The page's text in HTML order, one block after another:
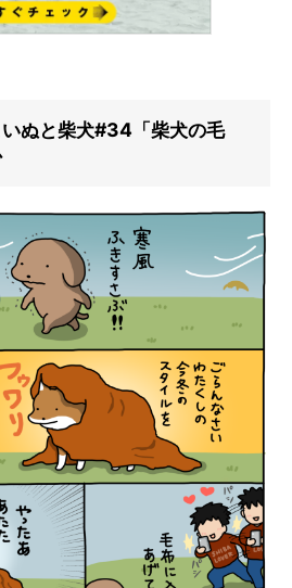
いぬと柴犬#34「柴犬の毛